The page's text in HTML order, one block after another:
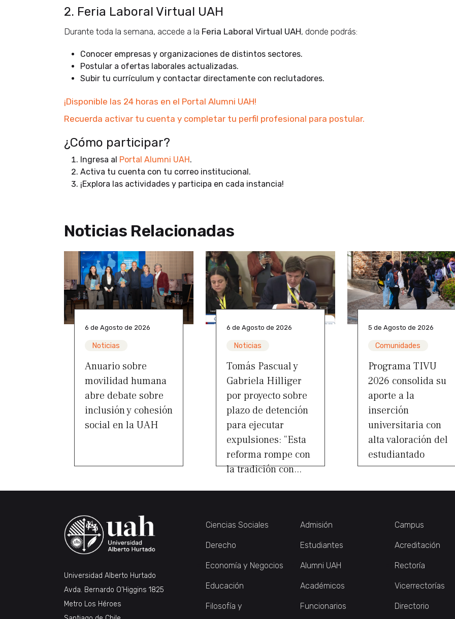
2. Feria Laboral Virtual UAH
Durante toda la semana, accede a la Feria Laboral Virtual UAH, donde podrás:
Conocer empresas y organizaciones de distintos sectores.
Postular a ofertas laborales actualizadas.
Subir tu currículum y contactar directamente con reclutadores.
¡Disponible las 24 horas en el Portal Alumni UAH!
Recuerda activar tu cuenta y completar tu perfil profesional para postular.
¿Cómo participar?
Ingresa al Portal Alumni UAH.
Activa tu cuenta con tu correo institucional.
¡Explora las actividades y participa en cada instancia!
Noticias Relacionadas
6 de Agosto de 2026
Noticias
Anuario sobre
movilidad humana
abre debate sobre
inclusión y cohesión
social en la UAH
6 de Agosto de 2026
Noticias
Tomás Pascual y
Gabriela Hilliger
por proyecto sobre
plazo de detención
para ejecutar
expulsiones: “Esta
reforma rompe con
la tradición con...
5 de Agosto de 2026
Comunidades
Programa TIVU
2026 consolida su
aporte a la
inserción
universitaria con
alta valoración del
estudiantado
Universidad Alberto Hurtado
Avda. Bernardo O’Higgins 1825
Metro Los Héroes
Ciencias Sociales
Derecho
Economía y Negocios
Educación
Filosofía y
Admisión
Estudiantes
Alumni UAH
Académicos
Funcionarios
Campus
Acreditación
Rectoría
Vicerrectorías
Directorio